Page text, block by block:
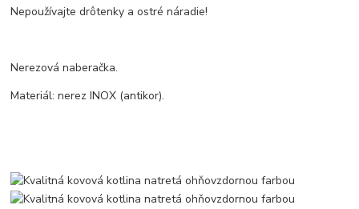
Nepoužívajte drôtenky a ostré náradie!
Nerezová naberačka.
Materiál: nerez INOX (antikor).